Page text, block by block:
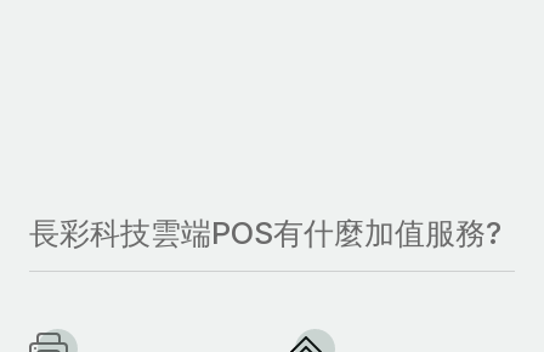
長彩科技雲端POS有什麼加值服務?